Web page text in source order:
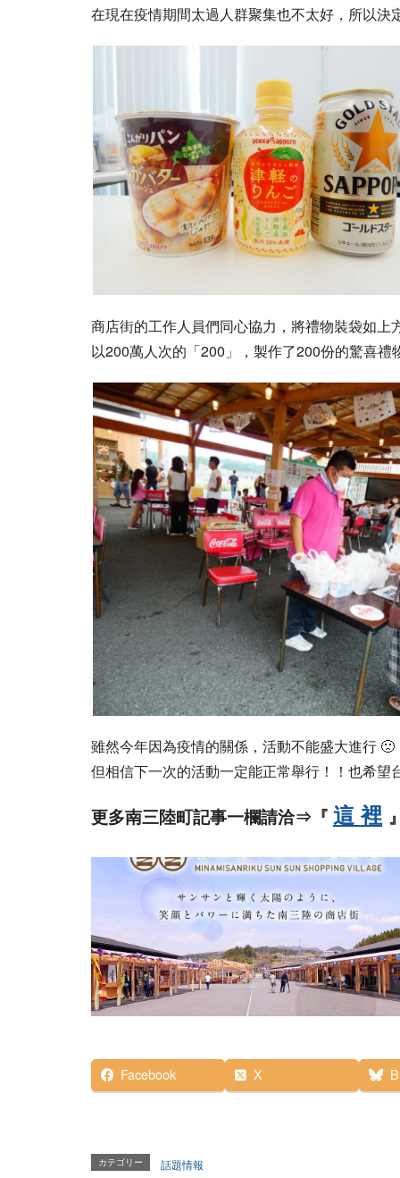
在現在疫情期間太過人群聚集也不太好，所以決
商店街的工作人員們同心協力，將禮物裝袋如上
以200萬人次的「200」，製作了200份的驚喜禮
雖然今年因為疫情的關係，活動不能盛大進行 🙁
但相信下一次的活動一定能正常舉行！！也希望
更多南三陸町記事一欄請洽⇒『 這 裡 』
Facebook X
カテゴリー 話題情報